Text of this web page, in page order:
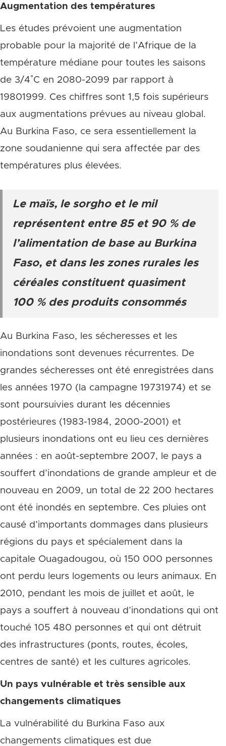
Augmentation des températures
Les études prévoient une augmentation
probable pour la majorité de l’Afrique de la
température médiane pour toutes les saisons
de 3/4˚C en 2080-2099 par rapport à
19801999. Ces chiffres sont 1,5 fois supérieurs
aux augmentations prévues au niveau global.
Au Burkina Faso, ce sera essentiellement la
zone soudanienne qui sera affectée par des
températures plus élevées.
Le maïs, le sorgho et le mil
représentent entre 85 et 90 % de
l’alimentation de base au Burkina
Faso, et dans les zones rurales les
céréales constituent quasiment
100 % des produits consommés
Au Burkina Faso, les sécheresses et les
inondations sont devenues récurrentes. De
grandes sécheresses ont été enregistrées dans
les années 1970 (la campagne 19731974) et se
sont poursuivies durant les décennies
postérieures (1983-1984, 2000-2001) et
plusieurs inondations ont eu lieu ces dernières
années : en août-septembre 2007, le pays a
souffert d’inondations de grande ampleur et de
nouveau en 2009, un total de 22 200 hectares
ont été inondés en septembre. Ces pluies ont
causé d’importants dommages dans plusieurs
régions du pays et spécialement dans la
capitale Ouagadougou, où 150 000 personnes
ont perdu leurs logements ou leurs animaux. En
2010, pendant les mois de juillet et août, le
pays a souffert à nouveau d’inondations qui ont
touché 105 480 personnes et qui ont détruit
des infrastructures (ponts, routes, écoles,
centres de santé) et les cultures agricoles.
Un pays vulnérable et très sensible aux
changements climatiques
La vulnérabilité du Burkina Faso aux
changements climatiques est due